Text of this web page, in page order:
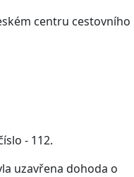
centru cestovního
- 112.
uzavřena dohoda o